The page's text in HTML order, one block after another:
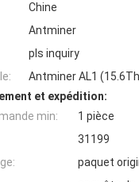
Chine
Antminer
pls inquiry
Antminer AL1
et expédition:
min:
1 pièce
31199
paquet